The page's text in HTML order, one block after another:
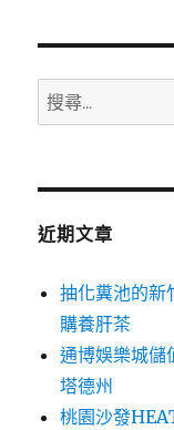
搜
尋
鍵
近期文章
抽化糞池的新
購養肝茶
通博娛樂城儲
塔德州
桃園沙發